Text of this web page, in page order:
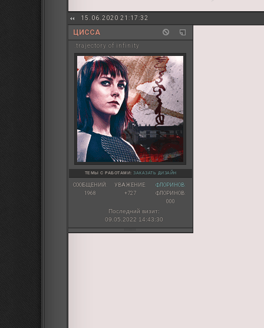
15.06.2020 21:17:32
ЦИССА
.trajectory of infinity
ТЕМЫ С РАБОТАМИ: ЗАКАЗАТЬ ДИЗАЙН
СООБЩЕНИЙ:
1968
УВАЖЕНИЕ:
+727
ФЛОРИНОВ:
ФЛОРИНОВ:
000
Последний визит:
09.05.2022 14:43:30